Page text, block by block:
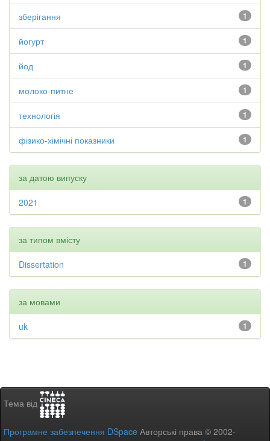
1
зберігання
1
йогурт
1
йод
1
молоко-питне
1
технологія
1
фізико-хімічні показники
за датою випуску
1
2021
за типом вмісту
1
Dissertation
за мовами
1
uk
Тема від
Програмне забезпечення DSpace Авторські права © 2002-